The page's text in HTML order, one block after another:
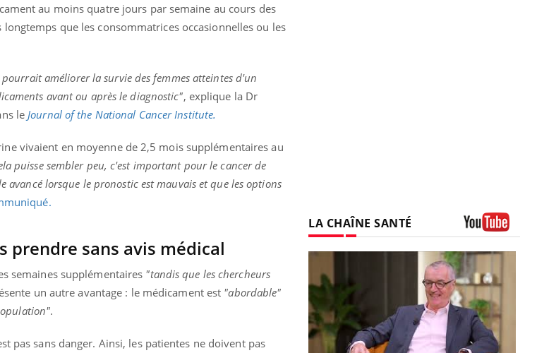
au moins quatre jours par semaine au cours des
que les consommatrices occasionnelles ou les
améliorer la survie des femmes atteintes d'un
avant ou après le diagnostic", explique la Dr
le Journal of the National Cancer Institute.
vivaient en moyenne de 2,5 mois supplémentaires au
puisse sembler peu, c'est important pour le cancer de
lorsque le pronostic est mauvais et que les options
prendre sans avis médical
semaines supplémentaires "tandis que les chercheurs
un autre avantage : le médicament est "abordable"
.
pas sans danger. Ainsi, les patientes ne doivent pas
LA CHAÎNE SANTÉ